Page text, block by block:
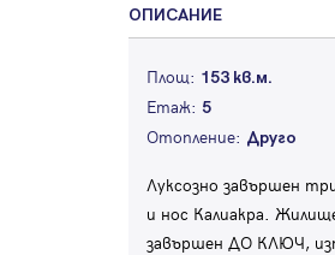
ОПИСАНИЕ
Площ: 153 кв.м.
Етаж: 5
Отопление: Друго
Луксозно завършен
и нос Калиакра.
завършен ДО КЛЮЧ,